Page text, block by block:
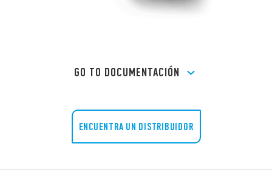
GO TO DOCUMENTACIÓN
ENCUENTRA UN DISTRIBUIDOR